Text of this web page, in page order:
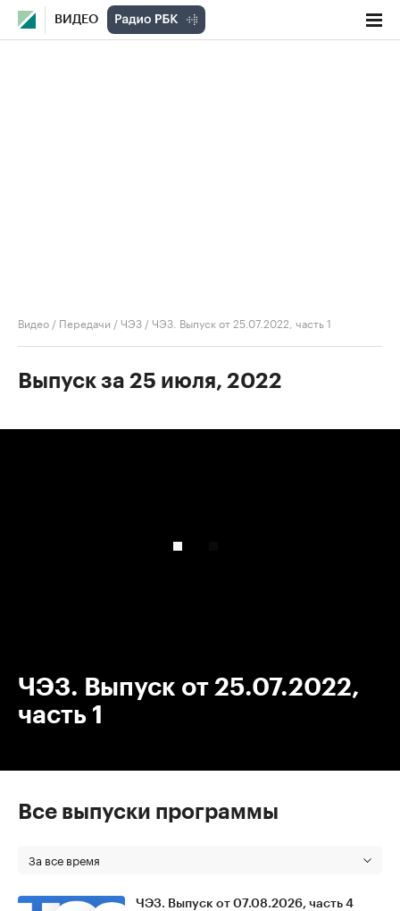
ВИДЕО
Видео / Передачи /ЧЭЗ /ЧЭЗ. Выпуск от 25.07.2022, часть 1
Выпуск за 25 июля, 2022
ЧЭЗ. Выпуск от 25.07.2022,
часть 1
Все выпуски программы
За все время
ЧЭЗ. Выпуск от 07.08.2026, часть 4